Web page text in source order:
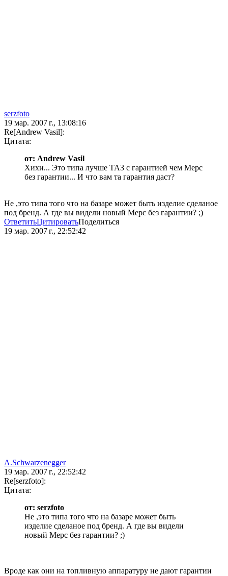
serzfoto
19 мар. 2007 г., 13:08:16
Re[Andrew Vasil]:
Цитата:
от: Andrew Vasil
Хихи... Это типа лучше ТАЗ с гарантией чем Мерс
без гарантии... И что вам та гарантия даст?
Не ,это типа того что на базаре может быть изделие сделаное
под бренд. А где вы видели новый Мерс без гарантии? ;)
ОтветитьЦитироватьПоделиться
19 мар. 2007 г., 22:52:42
A.Schwarzenegger
19 мар. 2007 г., 22:52:42
Re[serzfoto]:
Цитата:
от: serzfoto
Не ,это типа того что на базаре может быть
изделие сделаное под бренд. А где вы видели
новый Мерс без гарантии? ;)
Вроде как они на топливную аппаратуру не дают гарантии